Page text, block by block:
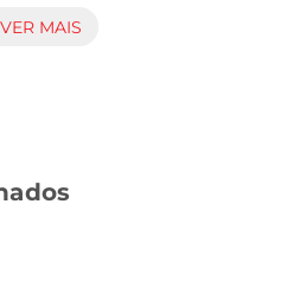
comerciais.
como pisos, mesas,
VER MAIS